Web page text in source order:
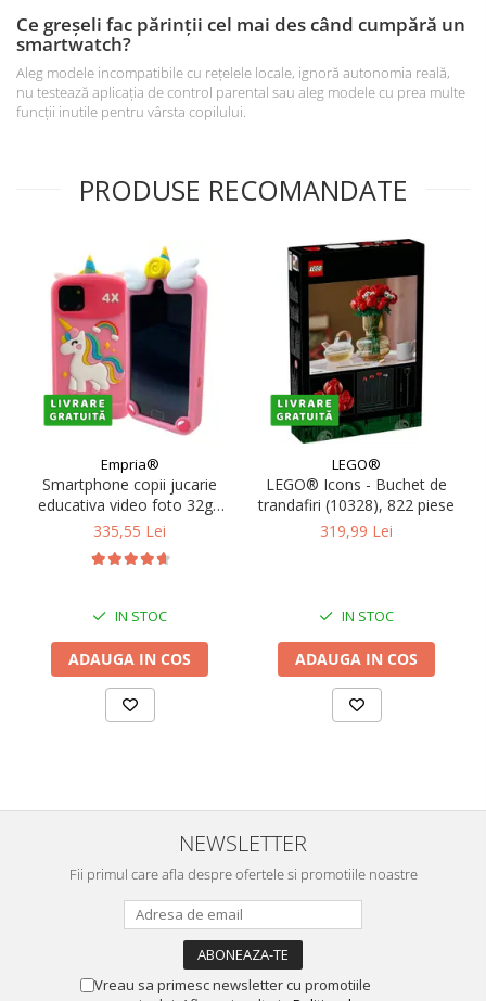
Ce greșeli fac părinții cel mai des când cumpără un
smartwatch?
Aleg modele incompatibile cu rețelele locale, ignoră autonomia reală,
nu testează aplicația de control parental sau aleg modele cu prea multe
funcții inutile pentru vârsta copilului.
PRODUSE RECOMANDATE
Empria®
Smartphone copii jucarie
educativa video foto 32gb
TF card rezolutie 480*800
335,55 Lei
IN STOC
ADAUGA IN COS
LEGO®
LEGO® Icons - Buchet de
trandafiri (10328), 822 piese
319,99 Lei
IN STOC
ADAUGA IN COS
NEWSLETTER
Fii primul care afla despre ofertele si promotiile noastre
Vreau sa primesc newsletter cu promotiile